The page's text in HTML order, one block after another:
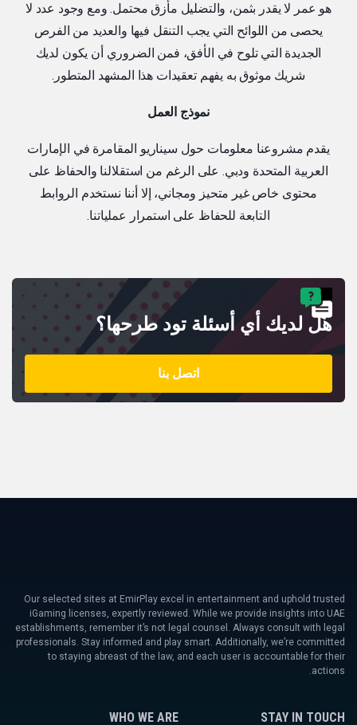
هو عمر لا يقدر بثمن، والتضليل مأزق محتمل. ومع وجود عدد لا
يحصى من اللوائح التي يجب التنقل فيها والعديد من الفرص
الجديدة التي تلوح في الأفق، فمن الضروري أن يكون لديك
شريك موثوق به يفهم تعقيدات هذا المشهد المتطور.
نموذج العمل
يقدم مشروعنا معلومات حول سيناريو المقامرة في الإمارات
العربية المتحدة ودبي. على الرغم من استقلالنا والحفاظ على
محتوى خاص غير متحيز ومجاني، إلا أننا نستخدم الروابط
التابعة للحفاظ على استمرار عملياتنا.
هل لديك أي أسئلة تود طرحها؟
اتصل بنا
Our selected sites at EmirPlay excel in entertainment and uphold trusted
iGaming licenses, expertly reviewed. While we provide insights into UAE
establishments, remember it’s not legal counsel. Always consult with legal
professionals. Stay informed and play smart. Additionally, we’re committed
to staying abreast of the law, and each user is accountable for their
actions.
STAY IN TOUCH
WHO WE ARE